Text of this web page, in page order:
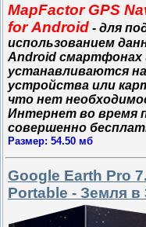
MapFactor GPS
for Android - для
использованием
Android
устанавливаются
устройства или
что нет
Интернет во время
совершенно
Размер: 54.50 мб
Google Earth Pro
Portable - Земля в